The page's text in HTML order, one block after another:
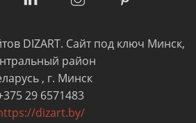
DIZART. Cайт под ключ Минск,
район
, г. Минск
29 6571483
dizart.by/